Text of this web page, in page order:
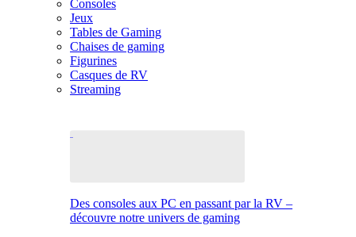
Consoles
Jeux
Tables de Gaming
Chaises de gaming
Figurines
Casques de RV
Streaming
Des consoles aux PC en passant par la RV –
découvre notre univers de gaming